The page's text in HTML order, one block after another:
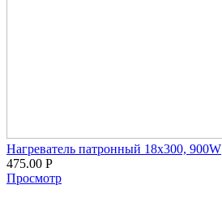
Нагреватель патронный 18х300, 900W
475.00 Р
Просмотр